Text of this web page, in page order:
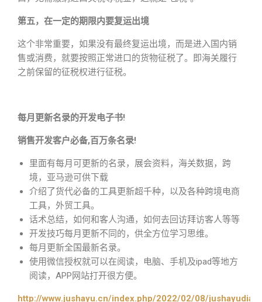
第五，在一定的期限内要复运出境
这个非常重要，如果没有最终复运出境，而是进入国内销
售或消费，就要按照正常进口的货物征税了。即海关履行
之前保留的征税权进行征税。
每月更新名录的开发电子书!
销售开发客户必备,百万条名录!
里面有每月可更新的名录，展会资料，海关数据，跨
境，亚马逊可供下载
介绍了货代必备的工具更新超千种，以及各种跨境电商
工具，外贸工具。
话术总结，如何和客人沟通，如何去回访拜访客人等等
开发技巧每月更新不同的，供全方位学习思维。
每月更新全国最新名录。
使用微信授权就可以在阅读，电脑、手机及ipad等地方
阅读，APP网站打开很方便。
http://www.jushayu.cn/index.php/2022/02/08/